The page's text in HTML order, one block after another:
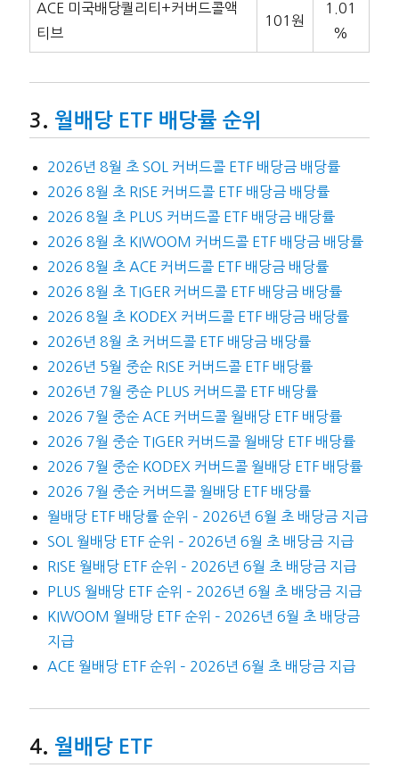
ACE 미국배당퀄리티+커버드콜액
티브
101원
1.01
%
월배당 ETF 배당률 순위
2026년 8월 초 SOL 커버드콜 ETF 배당금 배당률
2026 8월 초 RISE 커버드콜 ETF 배당금 배당률
2026 8월 초 PLUS 커버드콜 ETF 배당금 배당률
2026 8월 초 KIWOOM 커버드콜 ETF 배당금 배당률
2026 8월 초 ACE 커버드콜 ETF 배당금 배당률
2026 8월 초 TIGER 커버드콜 ETF 배당금 배당률
2026 8월 초 KODEX 커버드콜 ETF 배당금 배당률
2026년 8월 초 커버드콜 ETF 배당금 배당률
2026년 5월 중순 RISE 커버드콜 ETF 배당률
2026년 7월 중순 PLUS 커버드콜 ETF 배당률
2026 7월 중순 ACE 커버드콜 월배당 ETF 배당률
2026 7월 중순 TIGER 커버드콜 월배당 ETF 배당률
2026 7월 중순 KODEX 커버드콜 월배당 ETF 배당률
2026 7월 중순 커버드콜 월배당 ETF 배당률
월배당 ETF 배당률 순위 – 2026년 6월 초 배당금 지급
SOL 월배당 ETF 순위 – 2026년 6월 초 배당금 지급
RISE 월배당 ETF 순위 – 2026년 6월 초 배당금 지급
PLUS 월배당 ETF 순위 – 2026년 6월 초 배당금 지급
KIWOOM 월배당 ETF 순위 – 2026년 6월 초 배당금
지급
ACE 월배당 ETF 순위 – 2026년 6월 초 배당금 지급
월배당 ETF